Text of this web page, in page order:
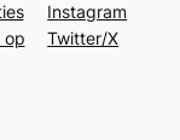
op
Instagram
Twitter/X